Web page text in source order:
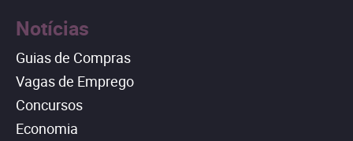
Notícias
Guias de Compras
Vagas de Emprego
Concursos
Economia